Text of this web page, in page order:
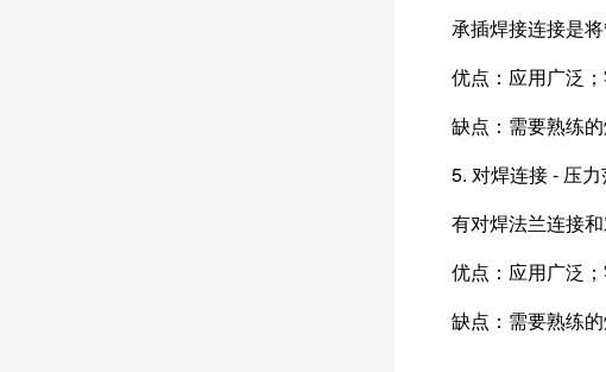
承插焊接连接是
优点：应用广泛
缺点：需要熟练
5. 对焊连接 - 压
有对焊法兰连接和
优点：应用广泛
缺点：需要熟练